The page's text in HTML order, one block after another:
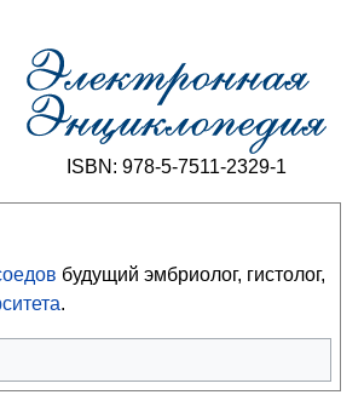
ISBN: 978-5-7511-2329-1
будущий эмбриолог, гистолог,
.